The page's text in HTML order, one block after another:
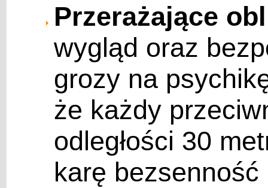
Przerażające
wygląd oraz
grozy na
że każdy
odległości 30
karę